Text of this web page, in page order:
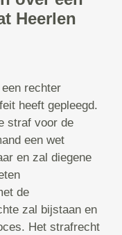
Heerlen
rechter
heeft gepleegd.
straf voor de
een wet
en zal diegene
de
zal bijstaan en
Het strafrecht